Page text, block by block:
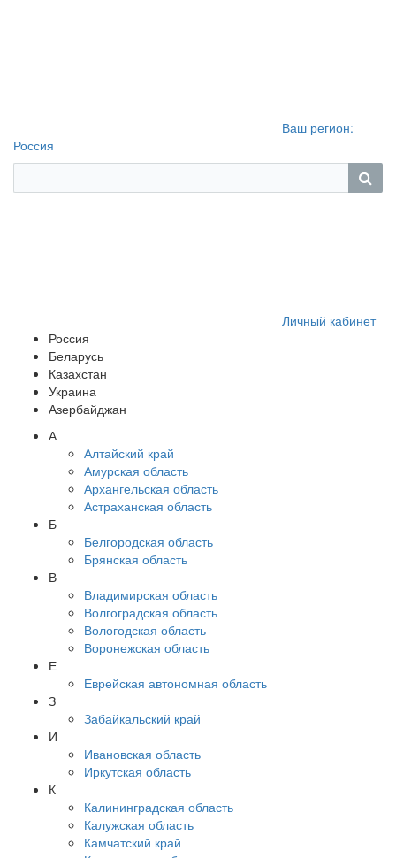
Ваш регион:
Россия
Личный кабинет
Россия
Беларусь
Казахстан
Украина
Азербайджан
А
Алтайский край
Амурская область
Архангельская область
Астраханская область
Б
Белгородская область
Брянская область
В
Владимирская область
Волгоградская область
Вологодская область
Воронежская область
Е
Еврейская автономная область
З
Забайкальский край
И
Ивановская область
Иркутская область
К
Калининградская область
Калужская область
Камчатский край